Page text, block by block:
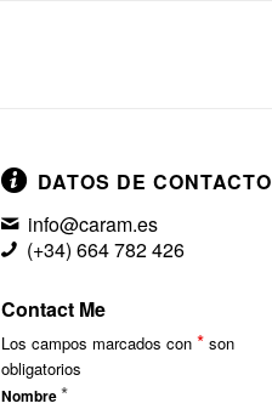
DATOS DE CONTACTO
info@caram.es
(+34) 664 782 426
Contact Me
Los campos marcados con * son
obligatorios
Nombre *